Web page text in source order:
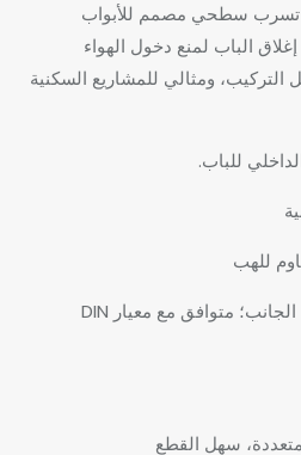
تسرب سطحي مصمم للأبواب
الباب لمنع دخول الهواء
ومثالي للمشاريع السكنية
للباب.
للهب
التشغيل: مشغل دائري أحادي الجانب؛ متوافق مع معيار DIN
سهل القطع